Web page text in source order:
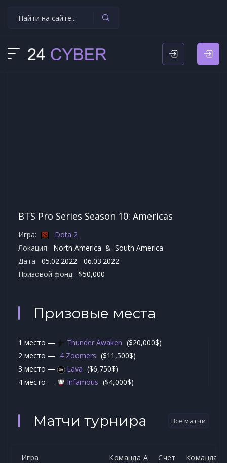
BTS Pro Series Season 10: Americas
Игра:
Dota 2
Локация: North America & South America
Дата: 05.02.2022 - 06.03.2022
Призовой фонд: $50,000
Призовые места
1 место — Thunder Awaken ($20,000$)
2 место — 4 Zoomers ($11,500$)
3 место —
Lava ($6,750$)
4 место —
Infamous ($4,000$)
Матчи турнира Все матчи
Игра Команда А Счет Команда Б